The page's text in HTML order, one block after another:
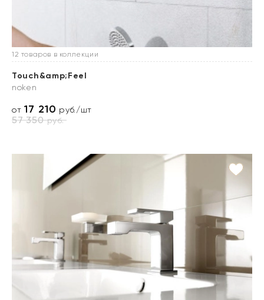
12 товаров в коллекции
Touch&amp;Feel
noken
от17 210 руб./шт
57 350руб.